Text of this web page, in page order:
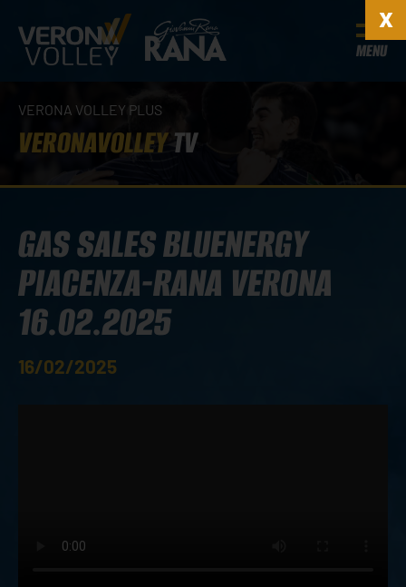
MENU
VERONA VOLLEY PLUS
VERONAVOLLEYTV
GAS SALES BLUENERGY
PIACENZA-RANA VERONA
16.02.2025
16/02/2025